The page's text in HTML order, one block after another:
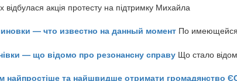
відбулася акція протесту на підтримку Михайла
— что известно на данный момент По имеющейся
— що відомо про резонансну справу Що стало
найпростіше та найшвидше отримати громадянство